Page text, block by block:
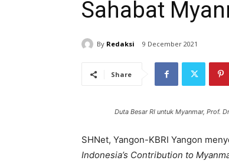
Sahabat
By Redaksi 9 December 2021
Share
Duta Besar RI untuk Myanmar, Prof.
SHNet, Yangon-KBRI Yangon
Indonesia’s Contribution to